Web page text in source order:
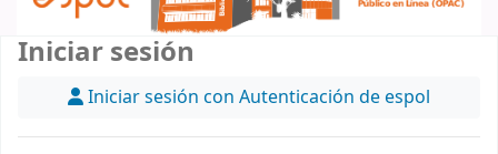
Iniciar sesión
Iniciar sesión con Autenticación de espol